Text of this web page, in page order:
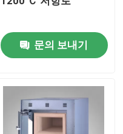
문의 보내기